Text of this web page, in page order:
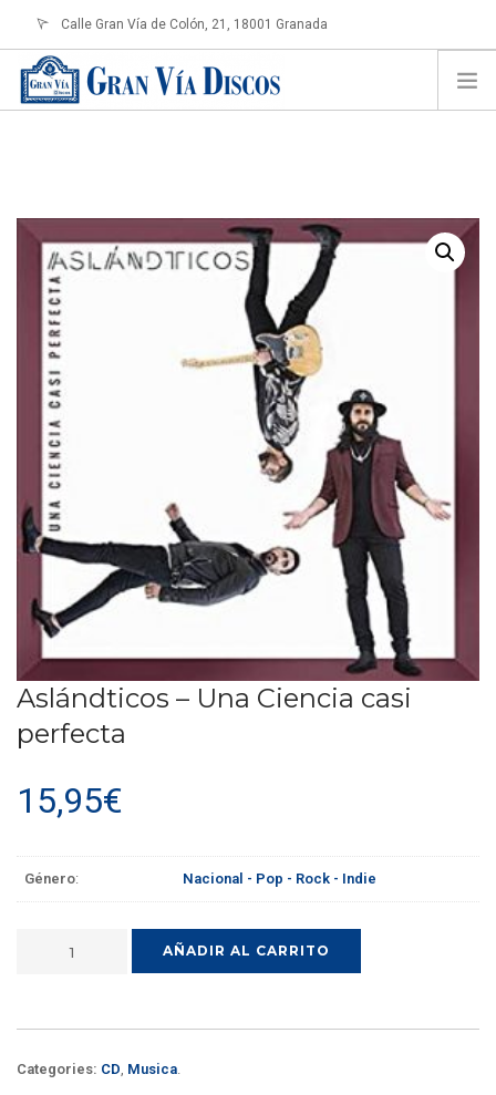
Calle Gran Vía de Colón, 21, 18001 Granada
info@granviadiscos.com
SOBRE NOSOTROS
CONTACTO
SHOPPING CART
Aslándticos – Una Ciencia casi
perfecta
15,95€
Género: Nacional - Pop - Rock - Indie
AÑADIR AL CARRITO
Categories: CD, Musica.